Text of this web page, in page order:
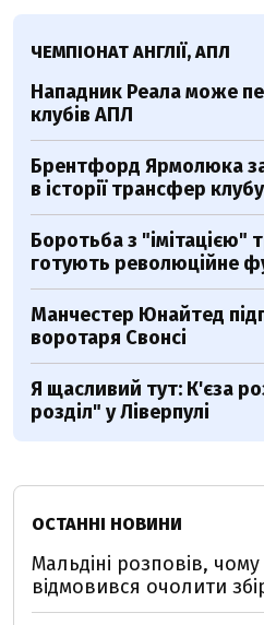
ЧЕМПІОНАТ АНГЛІЇ, АПЛ
Нападник Реала може
клубів АПЛ
Брентфорд Ярмолюка
в історії трансфер клубу
Боротьба з "імітацією"
готують революційне
Манчестер Юнайтед
воротаря Свонсі
Я щасливий тут: К'єза
розділ" у Ліверпулі
ОСТАННІ НОВИНИ
Мальдіні розповів,
відмовився очолити